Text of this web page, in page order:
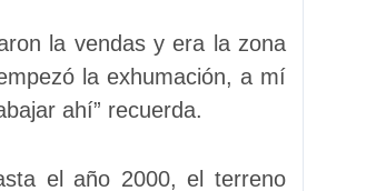
la vendas y era la zona
la exhumación, a mí
ahí” recuerda.
el año 2000, el terreno